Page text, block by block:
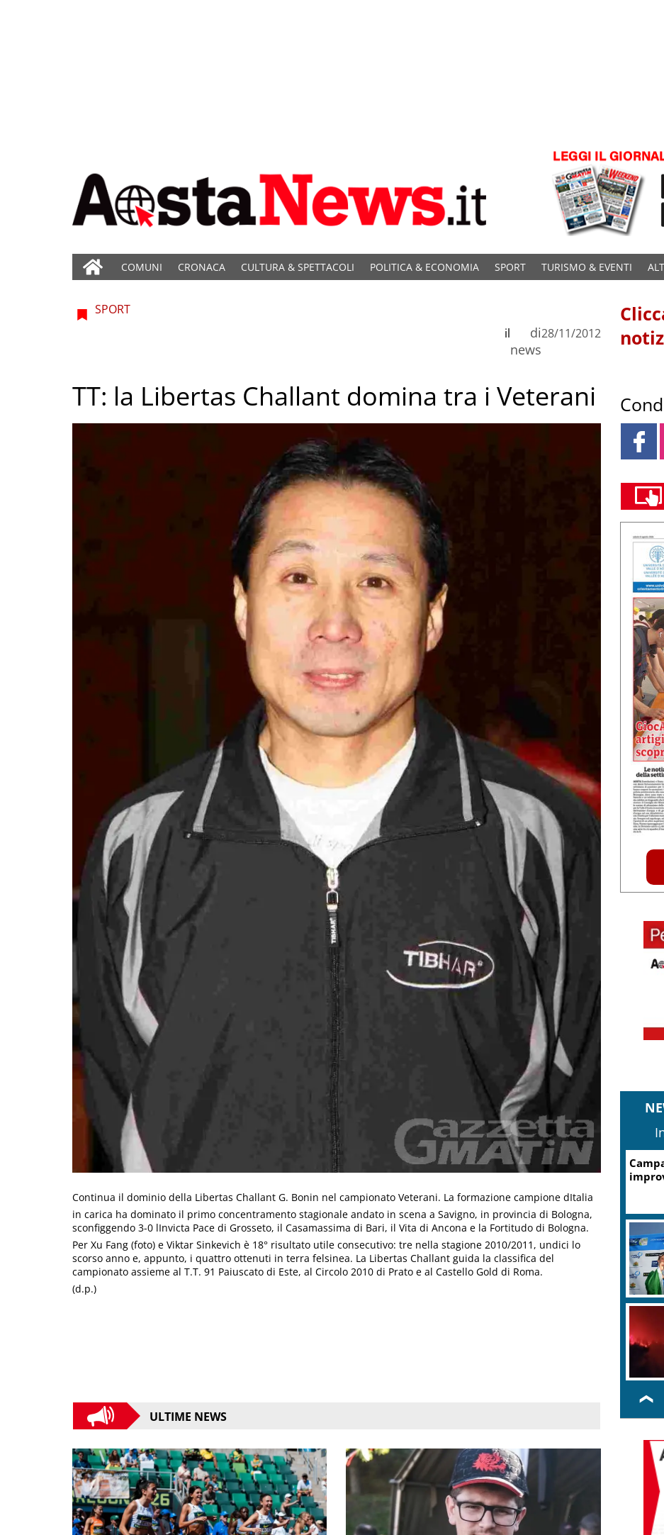
COMUNI CRONACA CULTURA & SPETTACOLI POLITICA & ECONOMIA SPORT TURISMO & EVENTI
SPORT
di
news
il 28/11/2012
TT: la Libertas Challant domina tra i Veterani
Continua il dominio della Libertas Challant G. Bonin nel campionato Veterani. La formazione campione dItalia
in carica ha dominato il primo concentramento stagionale andato in scena a Savigno, in provincia di Bologna,
sconfiggendo 3-0 lInvicta Pace di Grosseto, il Casamassima di Bari, il Vita di Ancona e la Fortitudo di Bologna.
Per Xu Fang (foto) e Viktar Sinkevich è 18° risultato utile consecutivo: tre nella stagione 2010/2011, undici lo
scorso anno e, appunto, i quattro ottenuti in terra felsinea. La Libertas Challant guida la classifica del
campionato assieme al T.T. 91 Paiuscato di Este, al Circolo 2010 di Prato e al Castello Gold di Roma.
(d.p.)
ULTIME NEWS
❮